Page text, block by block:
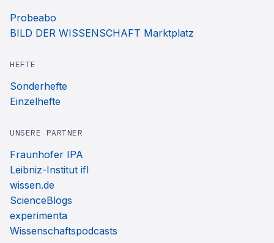
Probeabo
BILD DER WISSENSCHAFT Marktplatz
HEFTE
Sonderhefte
Einzelhefte
UNSERE PARTNER
Fraunhofer IPA
Leibniz-Institut ifl
wissen.de
ScienceBlogs
experimenta
Wissenschaftspodcasts